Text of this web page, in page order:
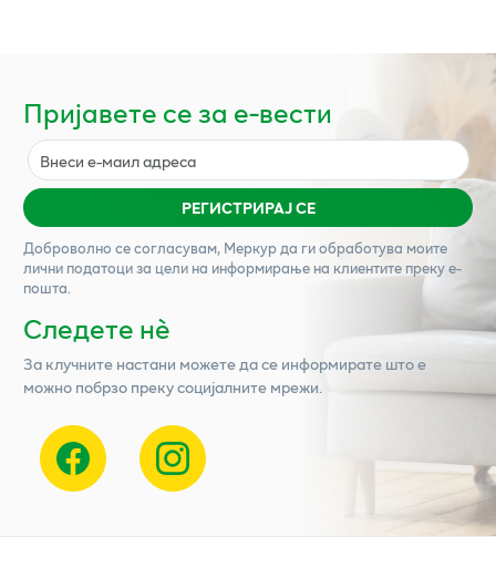
Пријавете се за е-вести
РЕГИСТРИРАЈ СЕ
Доброволно се согласувам, Меркурда ги обработува моите
лични податоци за цели на информирање на клиентите преку е-
пошта.
Следете нѐ
За клучните настани можете да се информирате што е
можно побрзо преку социјалните мрежи.